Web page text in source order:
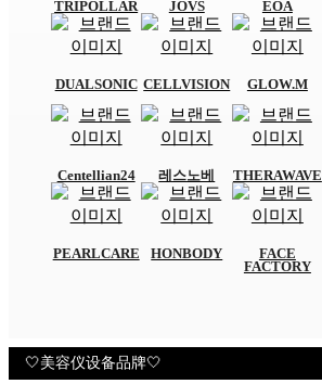
TRIPOLLAR JOVS EOA
DUALSONIC CELLVISION GLOW.M
Centellian24 레스노베 THERAWAVE
PEARLCARE HONBODY
FACE
FACTORY